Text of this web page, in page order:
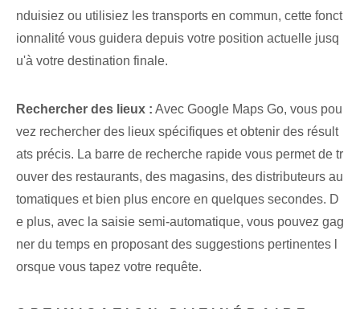
nduisiez ou utilisiez les transports en commun, cette fonct
ionnalité vous guidera depuis votre position actuelle⁤ jusq
u'à votre destination finale.
Rechercher des lieux : Avec Google Maps Go, vous pou
vez rechercher des lieux spécifiques et obtenir des résult
ats précis. La barre de recherche rapide vous permet de tr
ouver des restaurants, des magasins, des distributeurs au
tomatiques et bien plus encore en quelques secondes. D
e plus, avec la saisie semi-automatique⁤, vous pouvez gag
ner du temps en proposant des suggestions pertinentes l
orsque vous tapez votre requête.